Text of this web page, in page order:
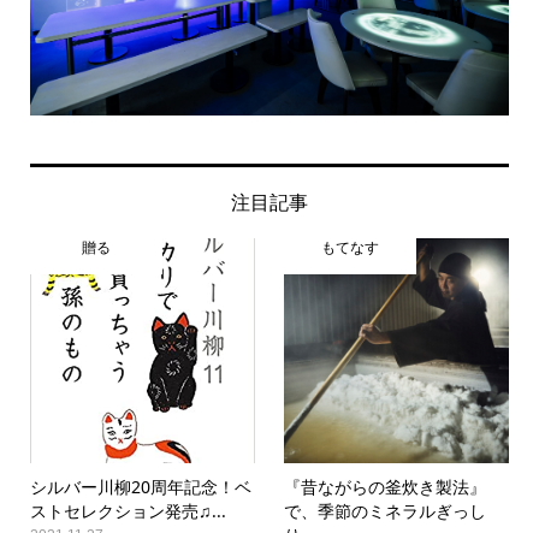
注目記事
贈る
シルバー川柳20周年記念！ベ
ストセレクション発売♫...
もてなす
『昔ながらの釜炊き製法』
で、季節のミネラルぎっし